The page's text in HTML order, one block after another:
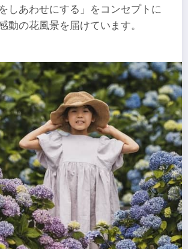
しあわせにする」をコンセプトに
動の花風景を届けています。